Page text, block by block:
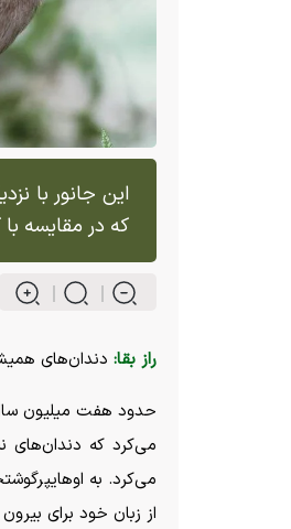
این جانور با
که در مقایسه
راز بقا: دندان‌های
حدود هفت میلیون
می‌کرد که دندان‌های
از زبان خود برای